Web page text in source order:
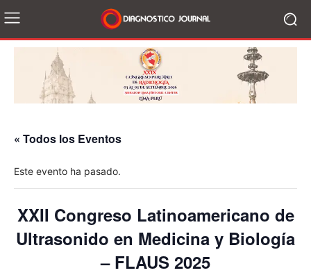
« Todos los Eventos
Este evento ha pasado.
XXII Congreso Latinoamericano de
Ultrasonido en Medicina y Biología
– FLAUS 2025